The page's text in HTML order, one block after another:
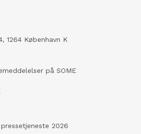
1264 København K
på SOME
2026